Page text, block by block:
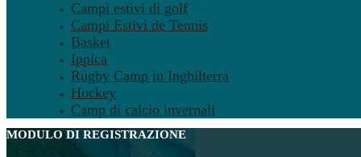
Campi estivi di golf
Campi Estivi de Tennis
Basket
Ippica
Rugby Camp in Inghilterra
Hockey
Camp di calcio invernali
MODULO DI REGISTRAZIONE